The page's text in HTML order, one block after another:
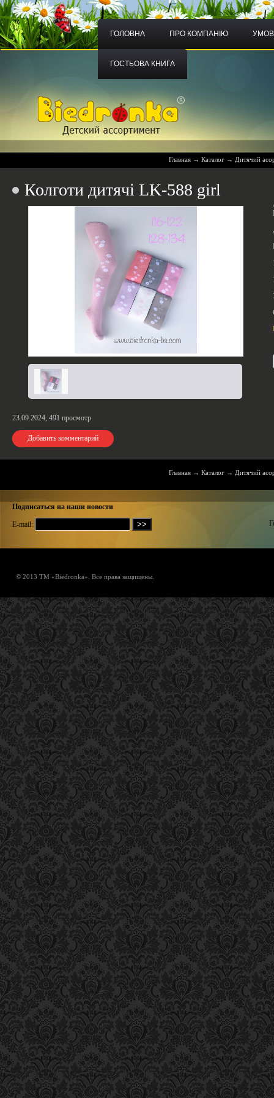
ГОЛОВНА ПРО КОМПАНІЮ
ГОСТЬОВА КНИГА
Главная → Каталог → Дитячий
Колготи дитячі LK-588 girl
23.09.2024, 491 просмотр.
Добавить комментарий
Главная → Каталог → Дитячий
Подписаться на наши новости
E-mail:
© 2013 ТМ «Biedronka». Все права защищены.